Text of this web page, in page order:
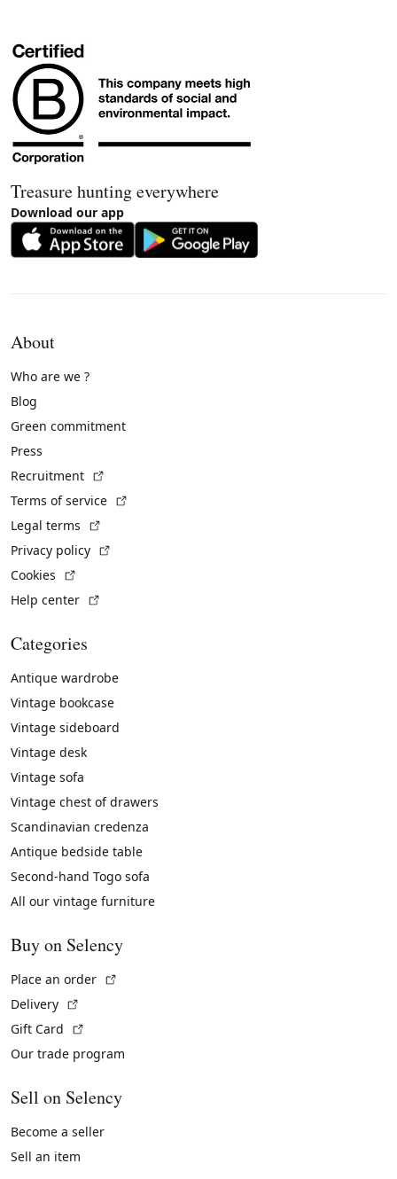
Treasure hunting everywhere
Download our app
About
Who are we ?
Blog
Green commitment
Press
Recruitment
Terms of service
Legal terms
Privacy policy
Cookies
Help center
Categories
Antique wardrobe
Vintage bookcase
Vintage sideboard
Vintage desk
Vintage sofa
Vintage chest of drawers
Scandinavian credenza
Antique bedside table
Second-hand Togo sofa
All our vintage furniture
Buy on Selency
Place an order
Delivery
Gift Card
Our trade program
Sell on Selency
Become a seller
Sell an item